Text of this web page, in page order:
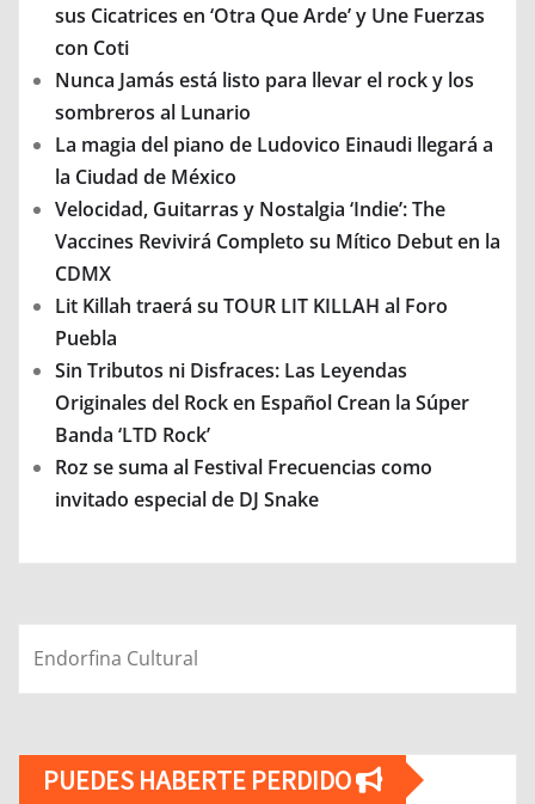
sus Cicatrices en ‘Otra Que Arde’ y Une Fuerzas
con Coti
Nunca Jamás está listo para llevar el rock y los
sombreros al Lunario
La magia del piano de Ludovico Einaudi llegará a
la Ciudad de México
Velocidad, Guitarras y Nostalgia ‘Indie’: The
Vaccines Revivirá Completo su Mítico Debut en la
CDMX
Lit Killah traerá su TOUR LIT KILLAH al Foro
Puebla
Sin Tributos ni Disfraces: Las Leyendas
Originales del Rock en Español Crean la Súper
Banda ‘LTD Rock’
Roz se suma al Festival Frecuencias como
invitado especial de DJ Snake
Endorfina Cultural
PUEDES HABERTE PERDIDO